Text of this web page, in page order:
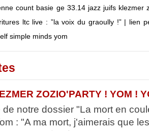
count basie ge 33.14 jazz juifs klezmer
ltc live : ”la voix du graoully !” | lien
simple minds yom
ZOZIO'PARTY ! YOM !
notre dossier "La mort en
: "A ma mort, j'aimerais que